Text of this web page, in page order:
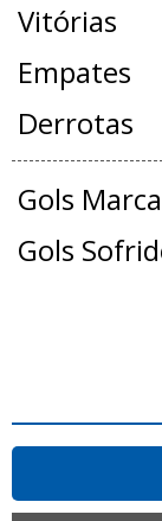
Vitórias
Empates
Derrotas
Gols
Gols